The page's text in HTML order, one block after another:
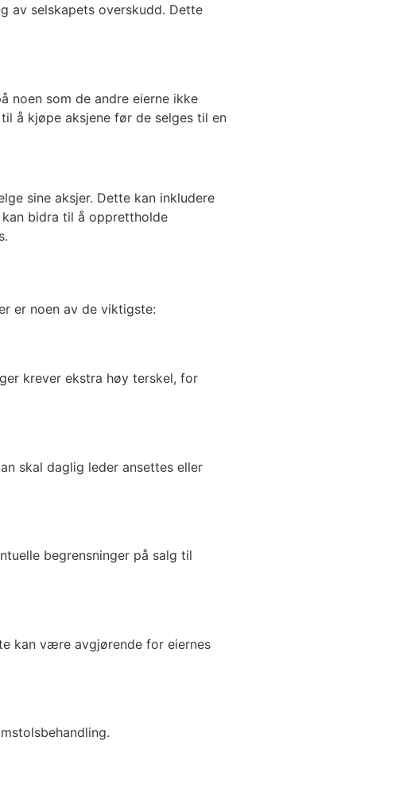
av selskapets overskudd. Dette
noen som de andre eierne ikke
å kjøpe aksjene før de selges til en
sine aksjer. Dette kan inkludere
bidra til å opprettholde
er noen av de viktigste:
krever ekstra høy terskel, for
skal daglig leder ansettes eller
begrensninger på salg til
kan være avgjørende for eiernes